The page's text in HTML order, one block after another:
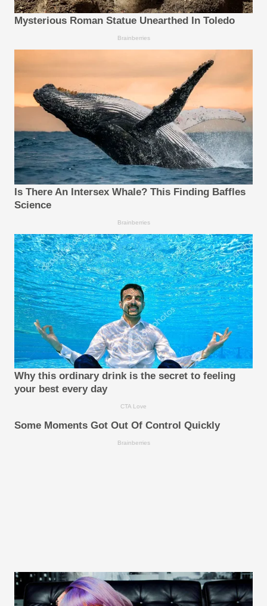
Mysterious Roman Statue Unearthed In Toledo
Brainberries
Is There An Intersex Whale? This Finding Baffles
Science
Brainberries
Why this ordinary drink is the secret to feeling
your best every day
CTA Love
Some Moments Got Out Of Control Quickly
Brainberries